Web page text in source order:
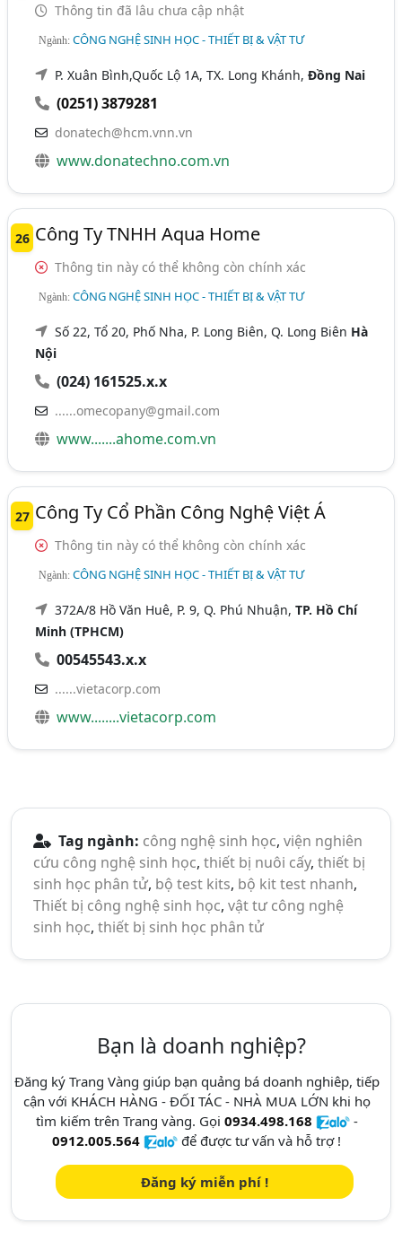
Thông tin đã lâu chưa cập nhật
Ngành:CÔNG NGHỆ SINH HỌC - THIẾT BỊ & VẬT TƯ
P. Xuân Bình,Quốc Lộ 1A, TX. Long Khánh,Đồng Nai
(0251) 3879281
donatech@hcm.vnn.vn
www.donatechno.com.vn
26 Công Ty TNHH Aqua Home
Thông tin này có thể không còn chính xác
Ngành:CÔNG NGHỆ SINH HỌC - THIẾT BỊ & VẬT TƯ
Số 22, Tổ 20, Phố Nha, P. Long Biên, Q. Long Biên Hà
Nội
(024) 161525.x.x
......omecopany@gmail.com
www.......ahome.com.vn
27 Công Ty Cổ Phần Công Nghệ Việt Á
Thông tin này có thể không còn chính xác
Ngành:CÔNG NGHỆ SINH HỌC - THIẾT BỊ & VẬT TƯ
372A/8 Hồ Văn Huê, P. 9, Q. Phú Nhuận,TP. Hồ Chí
Minh (TPHCM)
00545543.x.x
......vietacorp.com
www........vietacorp.com
Tag ngành: công nghệ sinh học, viện nghiên
cứu công nghệ sinh học, thiết bị nuôi cấy, thiết bị
sinh học phân tử, bộ test kits, bộ kit test nhanh,
Thiết bị công nghệ sinh học, vật tư công nghệ
sinh học, thiết bị sinh học phân tử
Bạn là doanh nghiệp?
Đăng ký Trang Vàng giúp bạn quảng bá doanh nghiêp, tiếp
cận với KHÁCH HÀNG - ĐỐI TÁC - NHÀ MUA LỚN khi họ
tìm kiếm trên Trang vàng. Gọi 0934.498.168
-
0912.005.564
để được tư vấn và hỗ trợ !
Đăng ký miễn phí !